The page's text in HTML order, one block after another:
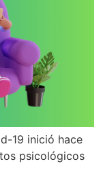
19 inició hace
psicológicos